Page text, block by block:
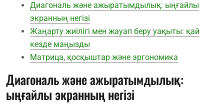
Диагональ және ажыратымдылық: ыңғайлы
экранның негізі
Жаңарту жиілігі мен жауап беру уақыты: қай
кезде маңызды
Матрица, қосқыштар және эргономика
Диагональ және ажыратымдылық:
ыңғайлы экранның негізі